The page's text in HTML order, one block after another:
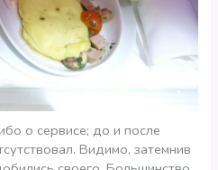
о сервисе; до и после
Видимо, затемнив